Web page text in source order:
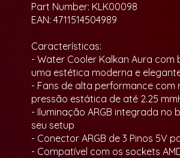
Part Number: KLK00098
EAN: 4711514504989
Características:
- Water Cooler Kalkan Aura
uma estética moderna e
- Fans de alta performance com
pressão estática de até 2.25
- Iluminação ARGB integrada
seu setup
- Conector ARGB de 3 Pinos 5V
- Compatível com os sockets